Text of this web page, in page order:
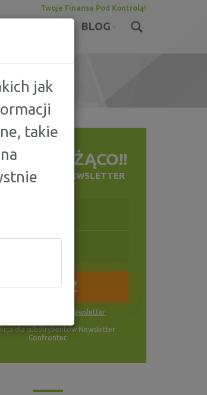
jak
takie
Twoje Finanse Pod Kontrolą!
BLOG
NA BIEŻĄCO!!
SIĘ NA NASZ NEWSLETTER
newsletter
dla subskrybentów Newsletter
Confronter.